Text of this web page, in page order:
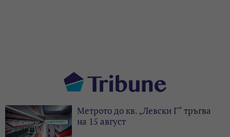
Метрото до кв. „Левски Г“ тръгва
на 15 август